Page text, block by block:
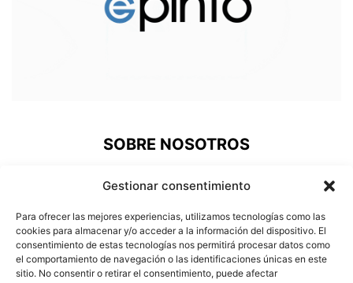
Gestionar consentimiento
Para ofrecer las mejores experiencias, utilizamos tecnologías como las
cookies para almacenar y/o acceder a la información del dispositivo. El
consentimiento de estas tecnologías nos permitirá procesar datos como
el comportamiento de navegación o las identificaciones únicas en este
sitio. No consentir o retirar el consentimiento, puede afectar
SOBRE NOSOTROS
ePinto, una nueva plataforma de comunicación donde los
día de lo que pasa en nuestra ciudad, prestigiar a nuestros
deportistas o conocer a nuestros vecinos más
carismáticos.
Contáctanos:info@e-pinto.com